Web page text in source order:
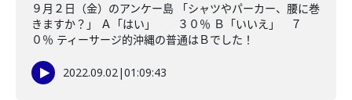
９月２日（金）のアンケー島 「シャツやパーカー、腰に巻
きますか？」 Ａ「はい」 ３０％ Ｂ「いいえ」 ７
０％ ティーサージ的沖縄の普通はＢでした！
2022.09.02|01:09:43